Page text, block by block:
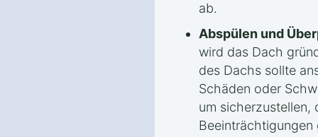
ab.
Abspülen und
wird das Dach
des Dachs sollte
Schäden oder
um sicherzustellen,
Beeinträchtigungen